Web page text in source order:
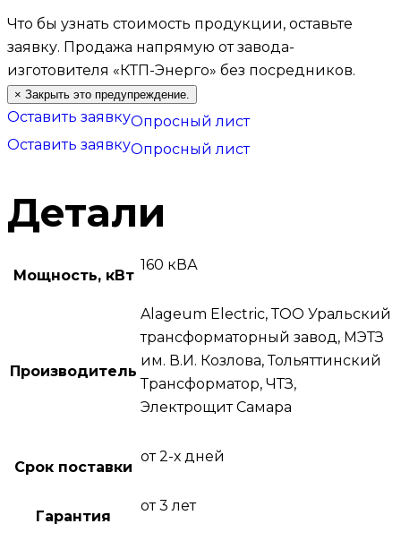
Что бы узнать стоимость продукции, оставьте
заявку. Продажа напрямую от завода-
изготовителя «КТП-Энерго» без посредников.
× Закрыть это предупреждение.
Оставить заявкуОпросный лист
Оставить заявкуОпросный лист
Детали
Мощность, кВт
160 кВА
Производитель
Alageum Electric, ТОО Уральский
трансформаторный завод, МЭТЗ
им. В.И. Козлова, Тольяттинский
Трансформатор, ЧТЗ,
Электрощит Самара
Срок поставки
от 2-х дней
Гарантия
от 3 лет